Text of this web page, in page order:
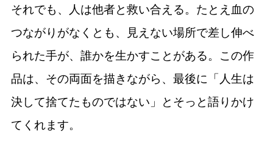
それでも、人は他者と救い合える。たとえ血の
つながりがなくとも、見えない場所で差し伸べ
られた手が、誰かを生かすことがある。この作
品は、その両面を描きながら、最後に「人生は
決して捨てたものではない」とそっと語りかけ
てくれます。